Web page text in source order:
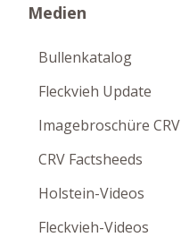
Medien
Bullenkatalog
Fleckvieh Update
Imagebroschüre CRV
CRV Factsheeds
Holstein-Videos
Fleckvieh-Videos